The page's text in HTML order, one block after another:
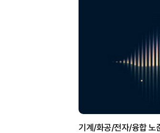
기계/화공/전자/융합 노